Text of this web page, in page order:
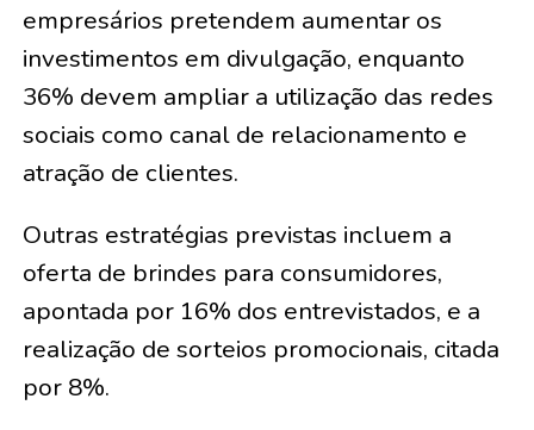
empresários pretendem aumentar os
investimentos em divulgação, enquanto
36% devem ampliar a utilização das redes
sociais como canal de relacionamento e
atração de clientes.
Outras estratégias previstas incluem a
oferta de brindes para consumidores,
apontada por 16% dos entrevistados, e a
realização de sorteios promocionais, citada
por 8%.